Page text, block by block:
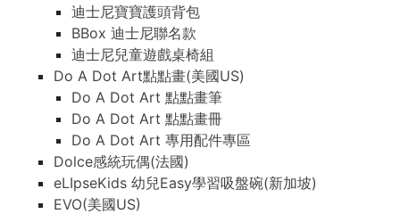
迪士尼寶寶護頭背包
BBox 迪士尼聯名款
迪士尼兒童遊戲桌椅組
Do A Dot Art點點畫(美國US)
Do A Dot Art 點點畫筆
Do A Dot Art 點點畫冊
Do A Dot Art 專用配件專區
Dolce感統玩偶(法國)
eLIpseKids 幼兒Easy學習吸盤碗(新加坡)
EVO(美國US)